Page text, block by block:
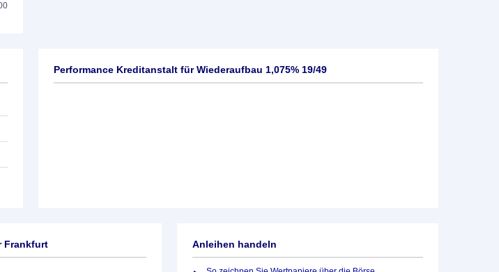
Performance Kreditanstalt für Wiederaufbau 1,075% 19/49
Frankfurt Anleihen handeln